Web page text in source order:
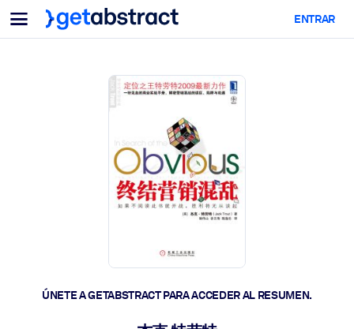
Menu
Para equipos y líderes
Upskilling en IA
Dote a sus empleados de habilidades críticas de IA.
Prepare a sus líderes para la próxima era laboral.
Aprendizaje colaborativo
Facilite que los equipos aprendan juntos, resuelvan problemas
Para sistemas de IA
ENTRAR
ÚNETE A GETABSTRACT PARA ACCEDER AL RESUMEN.